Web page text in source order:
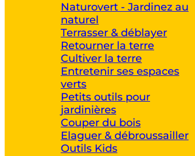
Naturovert - Jardinez au
naturel
Terrasser & déblayer
Retourner la terre
Cultiver la terre
Entretenir ses espaces
verts
Petits outils pour
jardinières
Couper du bois
Elaguer & débroussailler
Outils Kids